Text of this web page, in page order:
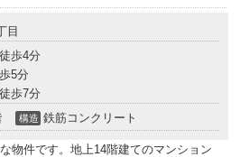
目
歩4分
5分
歩7分
構造 鉄筋コンクリート
物件です。地上14階建てのマンション